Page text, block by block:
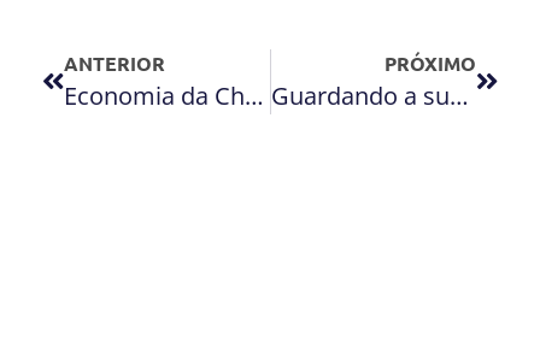
ANTERIOR
Economia da China deve desacelerar em 2014 e 2015
PRÓXIMO
Guardando a sua relação com carinho